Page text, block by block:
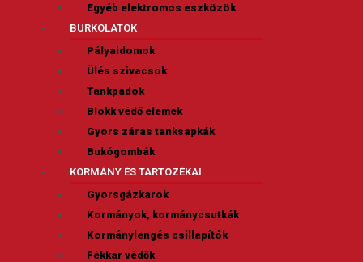
Egyéb elektromos eszközök
BURKOLATOK
Pályaidomok
Ülés szivacsok
Tankpadok
Blokk védő elemek
Gyors záras tanksapkák
Bukógombák
KORMÁNY ÉS TARTOZÉKAI
Gyorsgázkarok
Kormányok, kormánycsutkák
Kormánylengés csillapítók
Fékkar védők